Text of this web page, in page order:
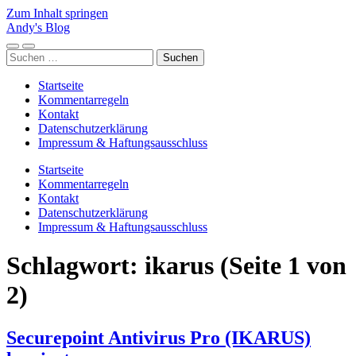
Zum Inhalt springen
Andy's Blog
Mobile-
Menü
Suchfeld
ein-/ausblenden
Suchen
nach:
Startseite
Kommentarregeln
Kontakt
Datenschutzerklärung
Impressum & Haftungsausschluss
Startseite
Kommentarregeln
Kontakt
Datenschutzerklärung
Impressum & Haftungsausschluss
Schlagwort: ikarus (Seite 1 von
2)
Securepoint Antivirus Pro (IKARUS)